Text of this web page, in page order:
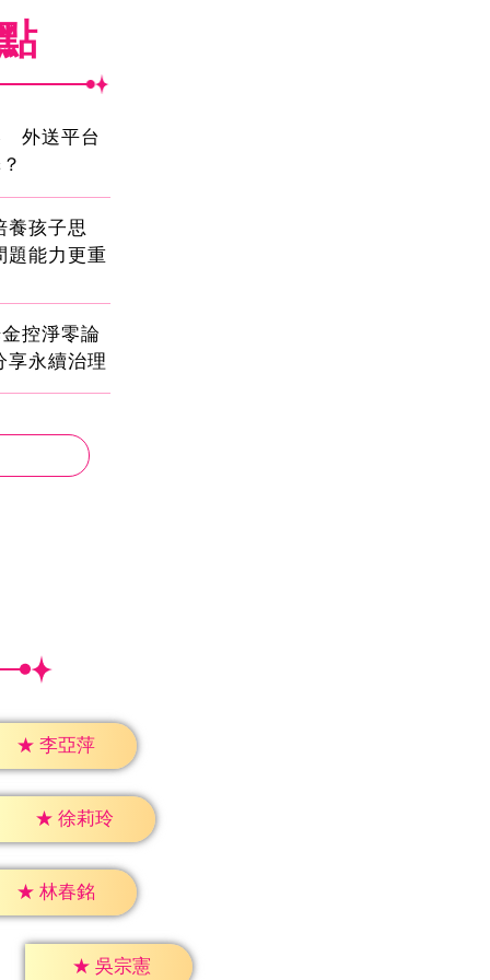
外送平台
養孩子思
題能力更重
控淨零論
享永續治理
★ 李亞萍
★ 徐莉玲
★ 林春銘
★ 吳宗憲